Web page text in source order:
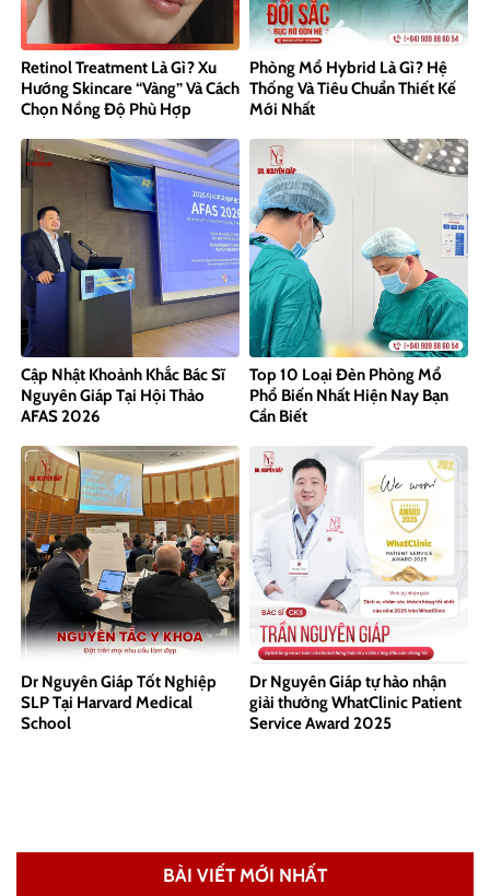
Retinol Treatment Là Gì? Xu
Hướng Skincare “Vàng” Và Cách
Chọn Nồng Độ Phù Hợp
Phòng Mổ Hybrid Là Gì? Hệ
Thống Và Tiêu Chuẩn Thiết Kế
Mới Nhất
Cập Nhật Khoảnh Khắc Bác Sĩ
Nguyên Giáp Tại Hội Thảo
AFAS 2026
Top 10 Loại Đèn Phòng Mổ
Phổ Biến Nhất Hiện Nay Bạn
Cần Biết
Dr Nguyên Giáp Tốt Nghiệp
SLP Tại Harvard Medical
School
Dr Nguyên Giáp tự hào nhận
giải thưởng WhatClinic Patient
Service Award 2025
BÀI VIẾT MỚI NHẤT